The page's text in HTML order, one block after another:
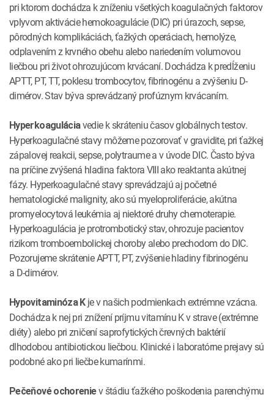
pri ktorom dochádza k zníženiu všetkých koagulačných faktorov
vplyvom aktivácie hemokoagulácie (DIC) pri úrazoch, sepse,
pôrodných komplikáciách, ťažkých operáciach, hemolýze,
odplavením z krvného obehu alebo nariedením volumovou
liečbou pri život ohrozujúcom krvácaní. Dochádza k predĺženiu
APTT, PT, TT, poklesu trombocytov, fibrinogénu a zvýšeniu D-
dimérov. Stav býva sprevádzaný profúznym krvácaním.
Hyperkoaguláciavedie k skráteniu časov globálnych testov.
Hyperkoagulačné stavy môžeme pozorovať v gravidite, pri ťažkej
zápalovej reakcii, sepse, polytraume a v úvode DIC. Často býva
na príčine zvýšená hladina faktora VIII ako reaktanta akútnej
fázy. Hyperkoagulačné stavy sprevádzajú aj početné
hematologické malignity, ako sú myeloproliferácie, akútna
promyelocytová leukémia aj niektoré druhy chemoterapie.
Hyperkoagulácia je protrombotický stav, ohrozuje pacientov
rizikom tromboembolickej choroby alebo prechodom do DIC.
Pozorujeme skrátenie APTT, PT, zvýšenie hladiny fibrinogénu
a D-dimérov.
Hypovitaminóza Kje v našich podmienkach extrémne vzácna.
Dochádza k nej pri znížení príjmu vitamínu K v strave (extrémne
diéty) alebo pri zničení saprofytických črevných baktérií
dlhodobou antibiotickou liečbou. Klinické i laboratórne prejavy sú
podobné ako pri liečbe kumarínmi.
Pečeňové ochoreniev štádiu ťažkého poškodenia parenchýmu